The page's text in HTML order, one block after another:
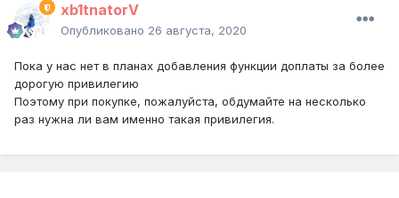
xb1tnatorV
Опубликовано 26 августа, 2020
Пока у нас нет в планах добавления функции доплаты за более
дорогую привилегию
Поэтому при покупке, пожалуйста, обдумайте на несколько
раз нужна ли вам именно такая привилегия.